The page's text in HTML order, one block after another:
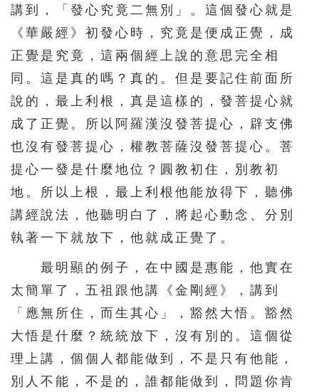
206 207 208 209 210
211 212 213 214 215
216 217 218 219 220
221 222 223 224 225
231 232 233 234 235
236 237 238 239 240
241 242 243 244 245
246 247 248 249 250
256 257 258 259 260
266 267 268 269 270
271 272 273 274 275
276 277 278 279 280
講到，「發心究竟二無別」。這個發心就是
《華嚴經》初發心時，究竟是便成正覺，成
正覺是究竟，這兩個經上說的意思完全相
同。這是真的嗎？真的。但是要記住前面所
說的，最上利根，真是這樣的，發菩提心就
成了正覺。所以阿羅漢沒發菩提心，辟支佛
也沒有發菩提心，權教菩薩沒發菩提心。菩
提心一發是什麼地位？圓教初住，別教初
地。所以上根，最上利根他能放得下，聽佛
講經說法，他聽明白了，將起心動念、分別
執著一下就放下，他就成正覺了。
最明顯的例子，在中國是惠能，他實在
太簡單了，五祖跟他講《金剛經》，講到
「應無所住，而生其心」，豁然大悟。豁然
大悟是什麼？統統放下，沒有別的。這個從
理上講，個個人都能做到，不是只有他能，
別人不能，不是的，誰都能做到，問題你肯